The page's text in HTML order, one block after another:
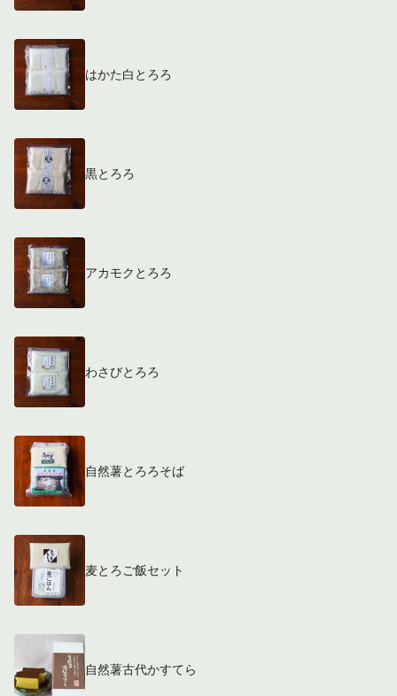
はかた白とろろ
黒とろろ
アカモクとろろ
わさびとろろ
自然薯とろろそば
麦とろご飯セット
自然薯古代かすてら